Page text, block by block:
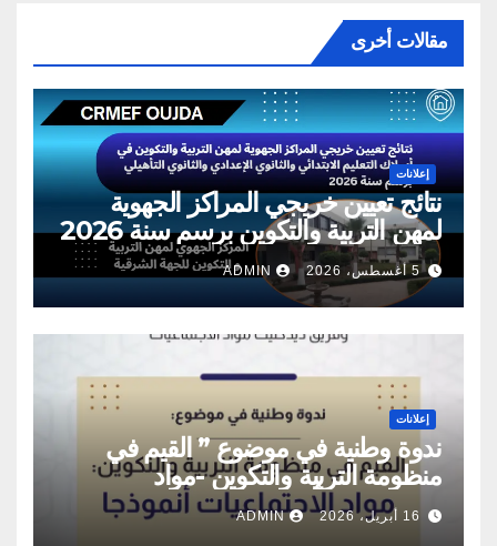
مقالات أخرى
إعلانات
نتائج تعيين خريجي المراكز الجهوية
لمهن التربية والتكوين برسم سنة 2026
5 أغسطس، 2026 ADMIN
إعلانات
ندوة وطنية في موضوع ” القيم في
منظومة التربية والتكوين -مواد
الاجتماعيات أنموذجا”
16 أبريل، 2026 ADMIN